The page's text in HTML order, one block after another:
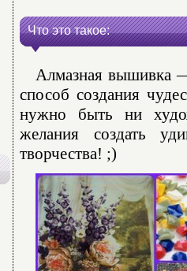
Что это такое:
Алмазная вышивка —
способ создания
нужно быть ни
желания создать
творчества! ;)